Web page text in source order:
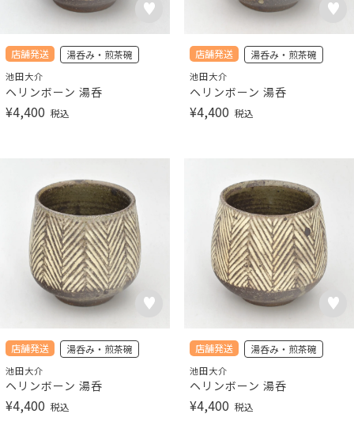
店舗発送 湯呑み・煎茶碗
池田大介
ヘリンボーン 湯呑
¥4,400 税込
店舗発送 湯呑み・煎茶碗
池田大介
ヘリンボーン 湯呑
¥4,400 税込
店舗発送 湯呑み・煎茶碗
池田大介
ヘリンボーン 湯呑
¥4,400 税込
店舗発送 湯呑み・煎茶碗
池田大介
ヘリンボーン 湯呑
¥4,400 税込